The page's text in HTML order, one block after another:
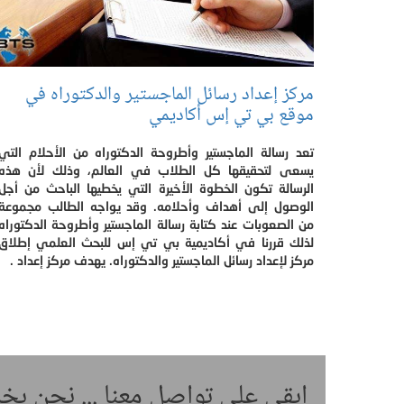
مركز إعداد رسائل الماجستير والدكتوراه في
موقع بي تي إس أكاديمي
تعد رسالة الماجستير وأطروحة الدكتوراه من الأحلام
يسعى لتحقيقها كل الطلاب في العالم، وذلك لأن
الرسالة تكون الخطوة الأخيرة التي يخطيها الباحث من
الوصول إلى أهداف وأحلامه. وقد يواجه الطالب
من الصعوبات عند كتابة رسالة الماجستير وأطروحة
لذلك قررنا في أكاديمية بي تي إس للبحث العلمي
مركز لإعداد رسائل الماجستير والدكتوراه. يهدف مركز إعداد .